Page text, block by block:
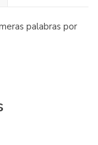
palabras por